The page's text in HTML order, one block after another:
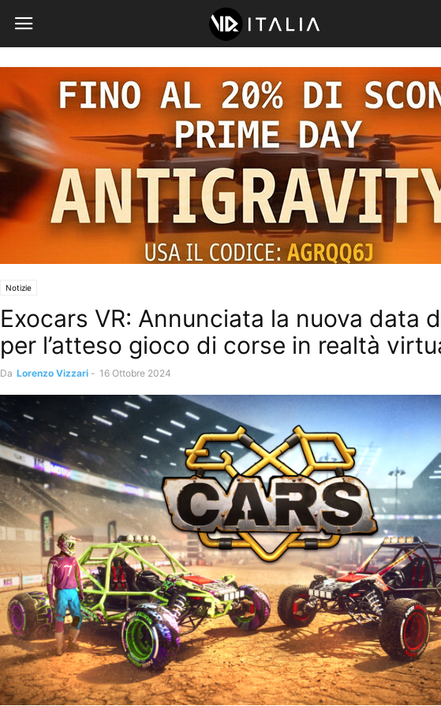
Notizie
Exocars VR: Annunciata la nuova data
per l’atteso gioco di corse in realtà
Da Lorenzo Vizzari - 16 Ottobre 2024